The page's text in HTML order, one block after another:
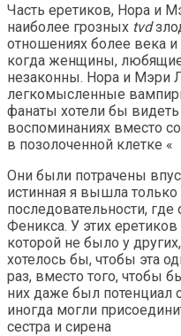
Часть еретиков, Нора и
наиболее грозных tvd
отношениях более века и
когда женщины,
незаконны. Нора и Мэри
легкомысленные
фанаты хотели бы
воспоминаниях вместо
в позолоченной клетке «
Они были потрачены
истинная я вышла
последовательности,
Феникса. У этих
которой не было у
хотелось бы, чтобы эта
раз, вместо того, чтобы
них даже был потенциал
иногда могли
сестра и сирена